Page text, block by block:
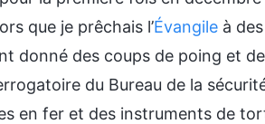
que je prêchais l’Évangile à
donné des coups de poing et
du Bureau de la
en fer et des instruments de